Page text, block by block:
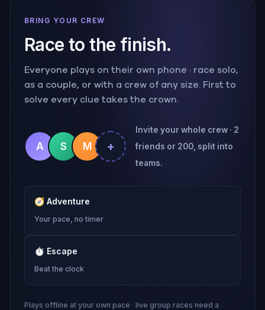
BRING YOUR CREW
Race to the finish.
Everyone plays on their own phone · race solo,
as a couple, or with a crew of any size. First to
solve every clue takes the crown.
A S M +
Invite your whole crew · 2
friends or 200, split into
teams.
🧭 Adventure
Your pace, no timer
⏱ Escape
Beat the clock
Plays offline at your own pace · live group races need a